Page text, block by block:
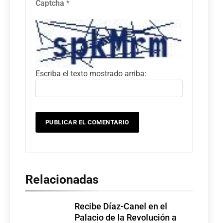
Captcha *
Escriba el texto mostrado arriba:
Relacionadas
Recibe Díaz-Canel en el
Palacio de la Revolución a